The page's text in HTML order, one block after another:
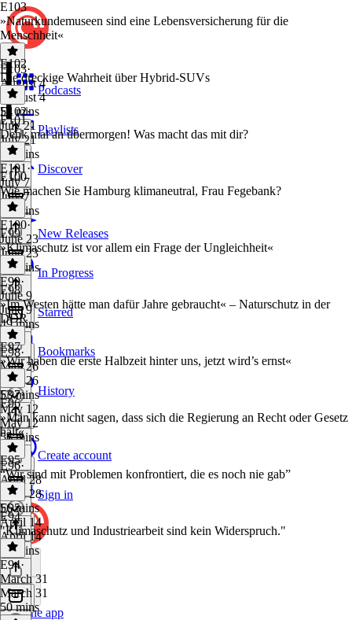
Podcasts
Playlists
Discover
New Releases
In Progress
Starred
Bookmarks
History
Create account
Sign in
Get the app
E103
»Naturkundemuseen sind eine Lebensversicherung für die
Menschheit«
E103·
August 4
August 4
54 mins
E102
Die dreckige Wahrheit über Hybrid-SUVs
E102·
July 21
July 21
57 mins
E101
Denk mal an übermorgen! Was macht das mit dir?
E101 ·
July 7
July 7
50 mins
E100
Wie machen Sie Hamburg klimaneutral, Frau Fegebank?
E100·
June 23
June 23
59 mins
E99
»Klimaschutz ist vor allem ein Frage der Ungleichheit«
E99·
June 9
June 9
49 mins
E98
»Im Westen hätte man dafür Jahre gebraucht« – Naturschutz in der
DDR
E98·
May 26
May 26
53 mins
E97
»Wir haben die erste Halbzeit hinter uns, jetzt wird’s ernst«
E97·
May 12
May 12
56 mins
E96
»Man kann nicht sagen, dass sich die Regierung an Recht oder Gesetz
hält«
E96·
April 28
April 28
56 mins
E95
“Wir sind mit Problemen konfrontiert, die es noch nie gab”
E95·
April 14
April 14
51 mins
E94
"Klimaschutz und Industriearbeit sind kein Widerspruch."
E94·
March 31
March 31
50 mins